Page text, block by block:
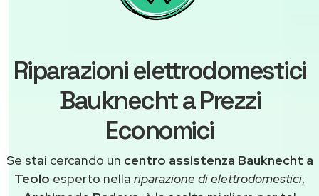
Riparazioni elettrodomestici
Bauknecht a Prezzi
Economici
Se stai cercando un centro assistenza Bauknecht a
Teolo esperto nella riparazione di elettrodomestici,